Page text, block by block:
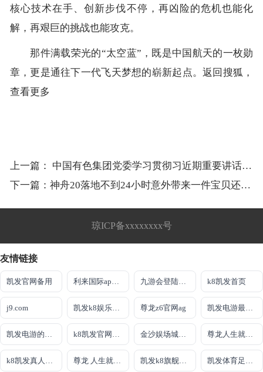
核心技术在手、创新步伐不停，再凶险的危机也能化
解，再艰巨的挑战也能攻克。
那件满载荣光的“太空蓝”，既是中国航天的一枚勋
章，更是通往下一代飞天梦想的崭新起点。返回搜狐，
查看更多
上一篇：
中国有色集团党委学习贯彻习近期重要讲话精神 完整准确全面贯彻新发展理念 坚定不移践行“两个主力军”职责使命
下一篇： 神舟20落地不到24小时意外带来一件宝贝还有一个坏消息
琼ICP备xxxxxxxx号
友情链接
凯发官网备用 k8凯发首页
j9.com 尊龙z6官网ag